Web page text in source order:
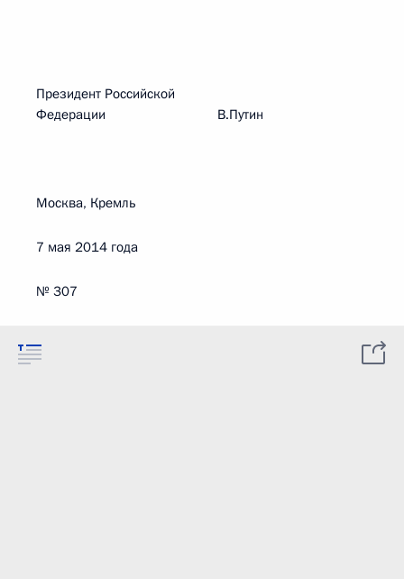
Президент Российской
Федерации В.Путин
Москва, Кремль
7 мая 2014 года
№ 307